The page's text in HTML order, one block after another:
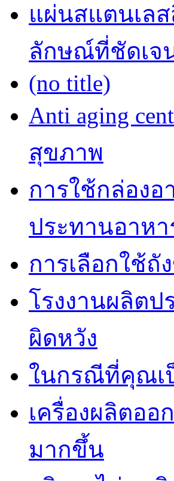
แผ่นสแตนเลส
ลักษณ์ที่ชัดเจ
(no title)
Anti aging
สุขภาพ
การใช้กล่องอ
ประทานอาหา
การเลือกใช้
โรงงานผลิต
ผิดหวัง
ในกรณีที่คุณเ
เครื่องผลิตอ
มากขึ้น